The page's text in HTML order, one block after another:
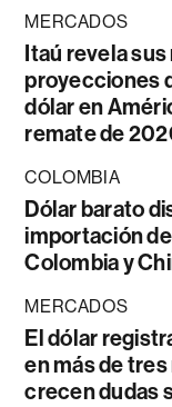
MERCADOS
Itaú revela sus
proyecciones
dólar en
remate de
COLOMBIA
Dólar barato
importación
Colombia y
MERCADOS
El dólar
en más de
crecen dudas